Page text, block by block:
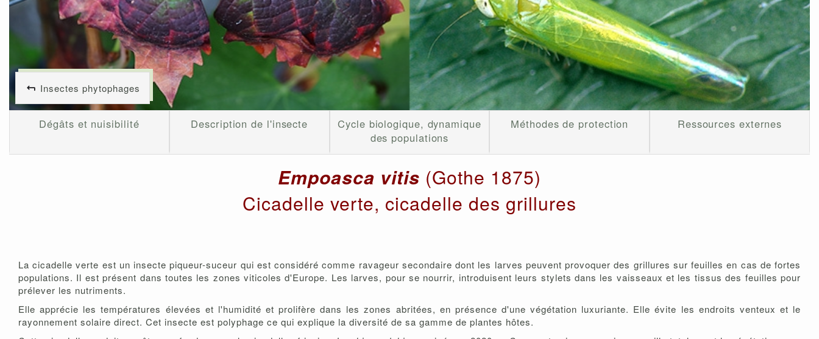
Insectes phytophages
Dégâts et nuisibilité Description de l'insecte
Cycle biologique, dynamique
des populations
Méthodes de protection Ressources externes
Empoasca vitis (Gothe 1875)
Cicadelle verte, cicadelle des grillures
La cicadelle verte est un insecte piqueur-suceur qui est considéré comme ravageur secondaire dont les larves peuvent provoquer des grillures sur feuilles en cas de fortes
populations. Il est présent dans toutes les zones viticoles d'Europe. Les larves, pour se nourrir, introduisent leurs stylets dans les vaisseaux et les tissus des feuilles pour
prélever les nutriments.
Elle apprécie les températures élevées et l'humidité et prolifère dans les zones abritées, en présence d'une végétation luxuriante. Elle évite les endroits venteux et le
rayonnement solaire direct. Cet insecte est polyphage ce qui explique la diversité de sa gamme de plantes hôtes.